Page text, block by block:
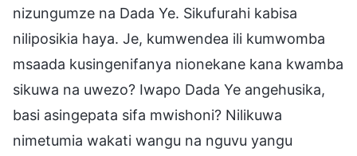
nizungumze na Dada Ye. Sikufurahi kabisa
niliposikia haya. Je, kumwendea ili kumwomba
msaada kusingenifanya nionekane kana kwamba
sikuwa na uwezo? Iwapo Dada Ye angehusika,
basi asingepata sifa mwishoni? Nilikuwa
nimetumia wakati wangu na nguvu yangu